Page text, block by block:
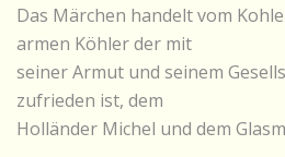
Das Märchen handelt vom
armen Köhler der mit
seiner Armut und seinem
zufrieden ist, dem
Holländer Michel und dem